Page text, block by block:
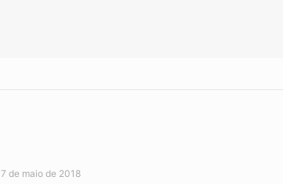
7 de maio de 2018